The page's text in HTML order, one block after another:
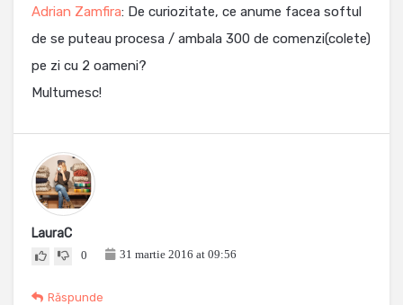
Adrian Zamfira: De curiozitate, ce anume facea softul
de se puteau procesa / ambala 300 de comenzi(colete)
pe zi cu 2 oameni?
Multumesc!
LauraC
0 31 martie 2016 at 09:56
Răspunde